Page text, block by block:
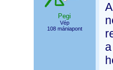
Pegi
Vép
108 mániapont